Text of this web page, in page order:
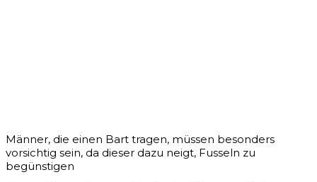
Männer, die einen Bart tragen, müssen besonders
vorsichtig sein, da dieser dazu neigt, Fusseln zu
begünstigen